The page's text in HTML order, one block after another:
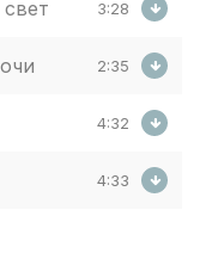
3:28
2:35
4:32
4:33